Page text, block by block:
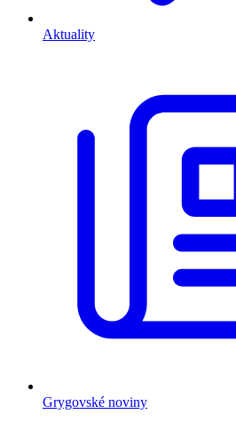
Aktuality
Grygovské noviny